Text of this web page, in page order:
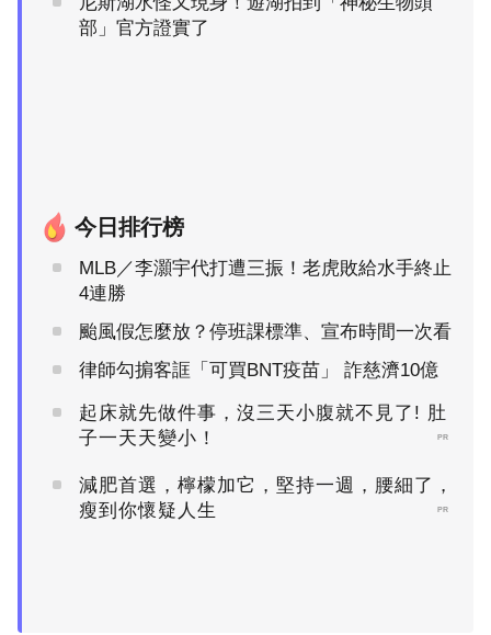
部」官方證實了
今日排行榜
MLB／李灝宇代打遭三振！老虎敗給水手終止
4連勝
颱風假怎麼放？停班課標準、宣布時間一次看
律師勾掮客誆「可買BNT疫苗」 詐慈濟10億
起床就先做件事，沒三天小腹就不見了! 肚
子一天天變小！
PR
減肥首選，檸檬加它，堅持一週，腰細了，
瘦到你懷疑人生
PR